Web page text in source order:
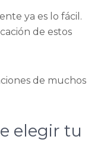
ya es lo fácil.
de estos
de muchos
elegir tu